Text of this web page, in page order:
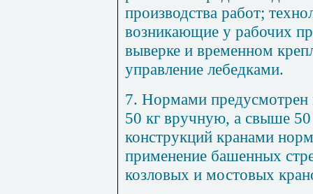
производства работ;
возникающие у рабочих
выверке и временном
управление лебедками.
7. Нормами предусмотрен
50 кг вручную, а свыше
конструкций кранами
применение башенных
козловых и мостовых